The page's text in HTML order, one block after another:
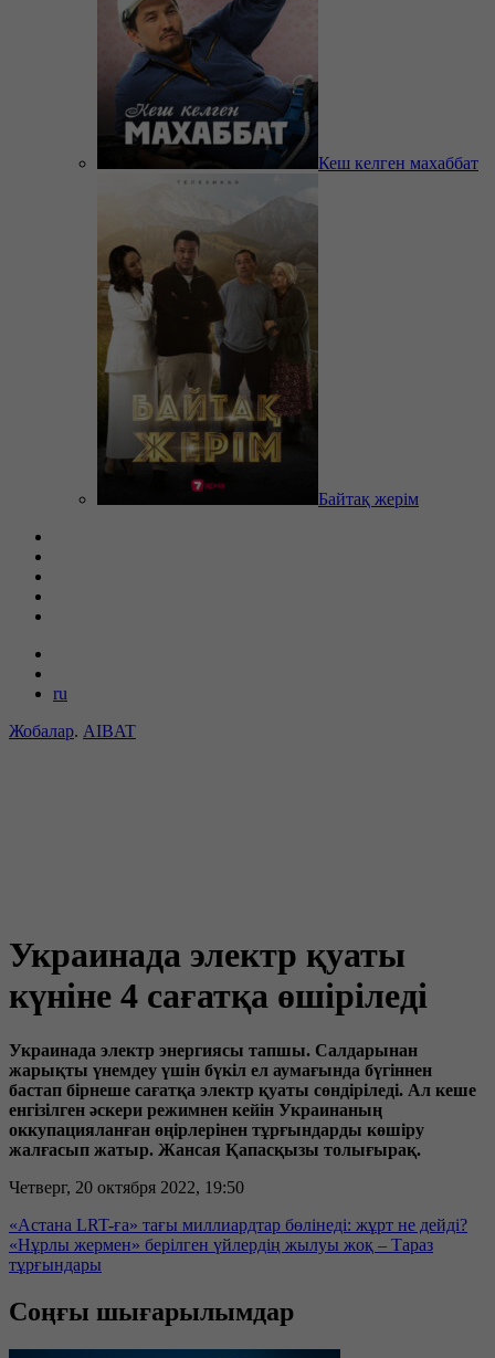
Кеш келген махаббат
Байтақ жерім
ru
Жобалар. AIBAT
Украинада электр қуаты
күніне 4 сағатқа өшіріледі
Украинада электр энергиясы тапшы. Салдарынан
жарықты үнемдеу үшін бүкіл ел аумағында бүгіннен
бастап бірнеше сағатқа электр қуаты сөндіріледі. Ал кеше
енгізілген әскери режимнен кейін Украинаның
оккупацияланған өңірлерінен тұрғындарды көшіру
жалғасып жатыр. Жансая Қапасқызы толығырақ.
Четверг, 20 октября 2022, 19:50
«Астана LRT-ға» тағы миллиардтар бөлінеді: жұрт не дейді?
«Нұрлы жермен» берілген үйлердің жылуы жоқ – Тараз
тұрғындары
Соңғы шығарылымдар